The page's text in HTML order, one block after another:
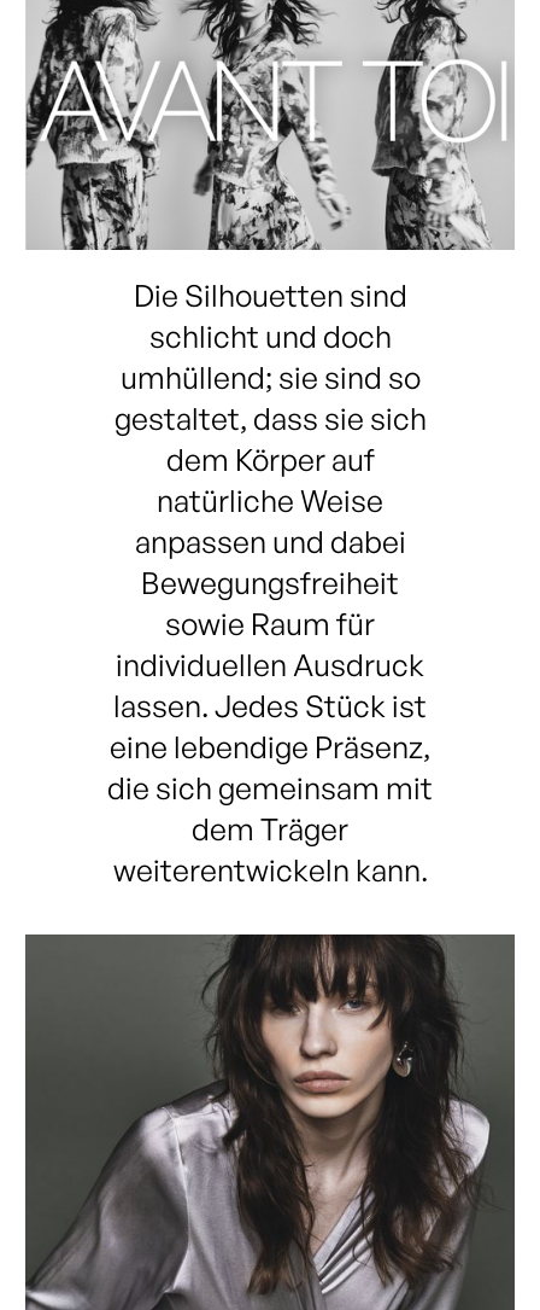
Die Silhouetten sind
schlicht und doch
umhüllend; sie sind so
gestaltet, dass sie sich
dem Körper auf
natürliche Weise
anpassen und dabei
Bewegungsfreiheit
sowie Raum für
individuellen Ausdruck
lassen. Jedes Stück ist
eine lebendige Präsenz,
die sich gemeinsam mit
dem Träger
weiterentwickeln kann.